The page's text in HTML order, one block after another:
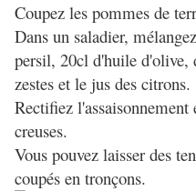
Coupez les pommes de
Dans un saladier,
persil, 20cl d'huile d'olive,
zestes et le jus des citrons.
Rectifiez l'assaisonnement
creuses.
Vous pouvez laisser des
coupés en tronçons.